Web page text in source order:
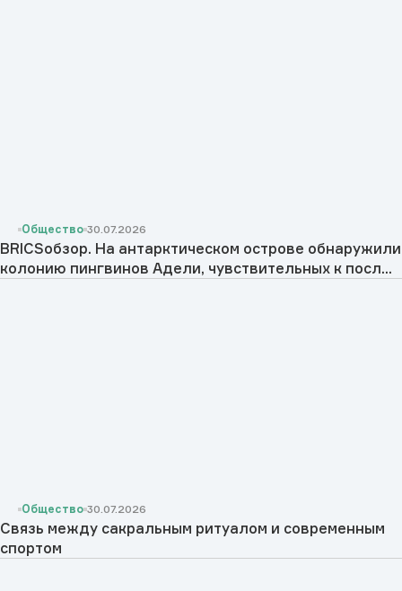
Общество 30.07.2026
BRICSобзор. На антарктическом острове обнаружили
колонию пингвинов Адели, чувствительных к посл...
Общество 30.07.2026
Cвязь между сакральным ритуалом и современным
спортом